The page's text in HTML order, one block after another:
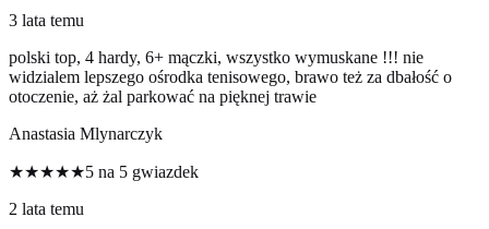
3 lata temu
polski top, 4 hardy, 6+ mączki, wszystko wymuskane !!! nie
widzialem lepszego ośrodka tenisowego, brawo też za dbałość o
otoczenie, aż żal parkować na pięknej trawie
Anastasia Mlynarczyk
★★★★★5 na 5 gwiazdek
2 lata temu